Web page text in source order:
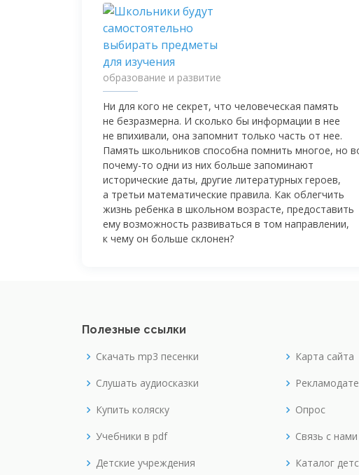
образование и развитие
Ни для кого не секрет, что человеческая память
не безразмерна. И сколько бы информации в нее
не впихивали, она запомнит только часть от нее.
Память школьников способна помнить многое, но
почему-то одни из них больше запоминают
исторические даты, другие литературных героев,
а третьи математические правила. Как облегчить
жизнь ребенка в школьном возрасте, предоставить
ему возможность развиваться в том направлении,
к чему он больше склонен?
Полезные ссылки
Скачать mp3 песенки
Слушать аудиосказки
Купить коляску
Учебники в pdf
Детские учреждения
Карта сайта
Опрос
Связь с нами
Каталог